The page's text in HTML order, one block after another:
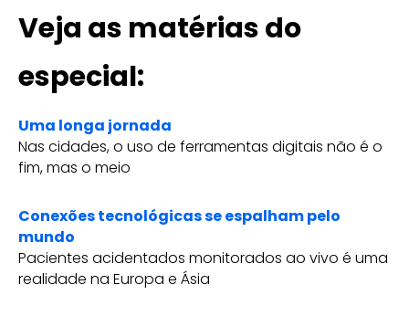
Veja as matérias do
especial:
Uma longa jornada
Nas cidades, o uso de ferramentas digitais não é o
fim, mas o meio
Conexões tecnológicas se espalham pelo
mundo
Pacientes acidentados monitorados ao vivo é uma
realidade na Europa e Ásia